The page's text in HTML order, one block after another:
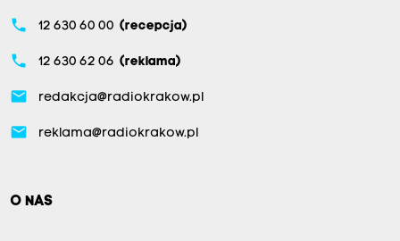
phone 12 630 60 00 (recepcja)
phone 12 630 62 06 (reklama)
email redakcja@radiokrakow.pl
email reklama@radiokrakow.pl
O NAS